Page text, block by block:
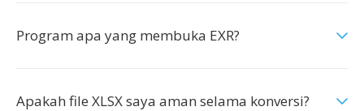
Program apa yang membuka EXR?
Apakah file XLSX saya aman selama konversi?